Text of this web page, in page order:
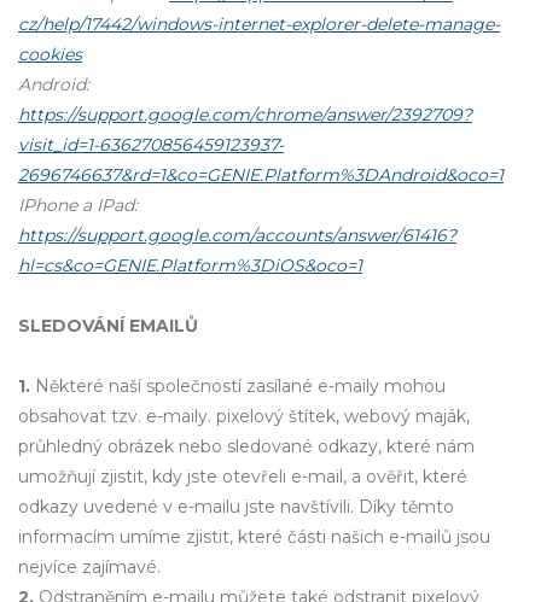
cz/help/17442/windows-internet-explorer-delete-manage-
cookies
Android:
https://support.google.com/chrome/answer/2392709?
visit_id=1-636270856459123937-
2696746637&rd=1&co=GENIE.Platform%3DAndroid&oco=1
IPhone a IPad:
https://support.google.com/accounts/answer/61416?
hl=cs&co=GENIE.Platform%3DiOS&oco=1
SLEDOVÁNÍ EMAILŮ
1. Některé naší společností zasílané e-maily mohou
obsahovat tzv. e-maily. pixelový štítek, webový maják,
průhledný obrázek nebo sledované odkazy, které nám
umožňují zjistit, kdy jste otevřeli e-mail, a ověřit, které
odkazy uvedené v e-mailu jste navštívili. Díky těmto
informacím umíme zjistit, které části našich e-mailů jsou
nejvíce zajímavé.
2. Odstraněním e-mailu můžete také odstranit pixelový